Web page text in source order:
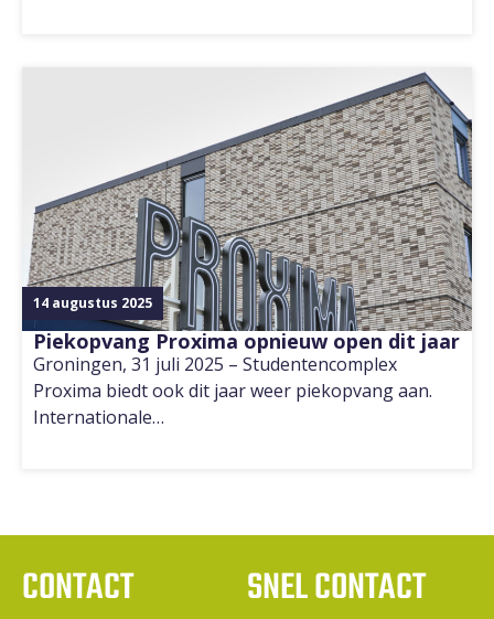
14 augustus 2025
Piekopvang Proxima opnieuw open dit jaar
Groningen, 31 juli 2025 – Studentencomplex
Proxima biedt ook dit jaar weer piekopvang aan.
Internationale…
CONTACT SNEL CONTACT